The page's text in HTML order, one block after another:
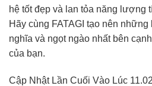
hệ tốt đẹp và lan tỏa năng lượng
Hãy cùng FATAGI tạo nên
nghĩa và ngọt ngào nhất bên
của bạn.
Cập Nhật Lần Cuối Vào Lúc